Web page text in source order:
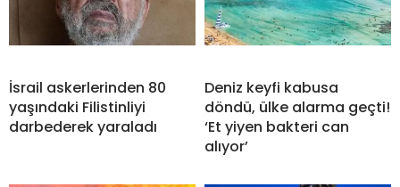
İsrail askerlerinden 80
yaşındaki Filistinliyi
darbederek yaraladı
Deniz keyfi kabusa
döndü, ülke alarma geçti!
‘Et yiyen bakteri can
alıyor’